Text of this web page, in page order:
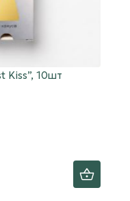
Kiss”, 10шт